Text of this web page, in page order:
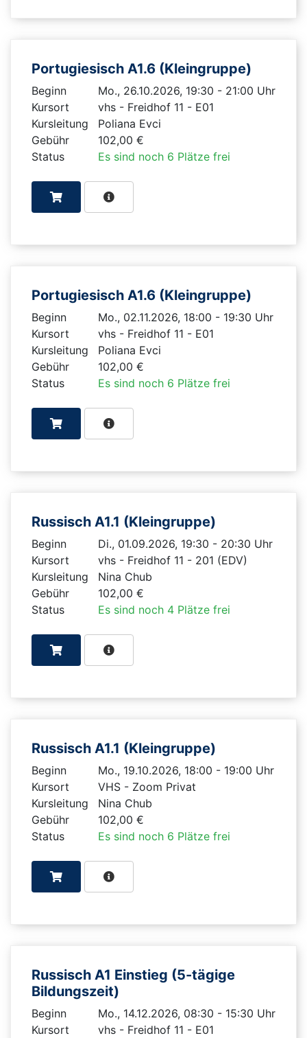
Portugiesisch A1.6 (Kleingruppe)
Beginn
Mo., 26.10.2026, 19:30 - 21:00 Uhr
Kursort
vhs - Freidhof 11 - E01
Kursleitung
Poliana Evci
Gebühr
102,00 €
Status
Es sind noch 6 Plätze frei
Portugiesisch A1.6 (Kleingruppe)
Beginn
Mo., 02.11.2026, 18:00 - 19:30 Uhr
Kursort
vhs - Freidhof 11 - E01
Kursleitung
Poliana Evci
Gebühr
102,00 €
Status
Es sind noch 6 Plätze frei
Russisch A1.1 (Kleingruppe)
Beginn
Di., 01.09.2026, 19:30 - 20:30 Uhr
Kursort
vhs - Freidhof 11 - 201 (EDV)
Kursleitung
Nina Chub
Gebühr
102,00 €
Status
Es sind noch 4 Plätze frei
Russisch A1.1 (Kleingruppe)
Beginn
Mo., 19.10.2026, 18:00 - 19:00 Uhr
Kursort
VHS - Zoom Privat
Kursleitung
Nina Chub
Gebühr
102,00 €
Status
Es sind noch 6 Plätze frei
Russisch A1 Einstieg (5-tägige
Bildungszeit)
Beginn
Mo., 14.12.2026, 08:30 - 15:30 Uhr
Kursort
vhs - Freidhof 11 - E01